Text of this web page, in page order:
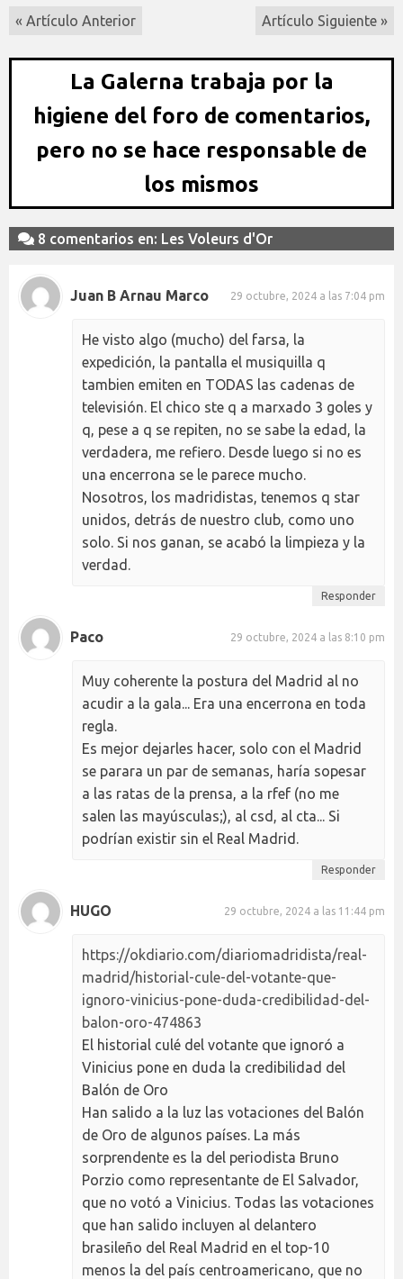
« Artículo Anterior Artículo Siguiente »
La Galerna trabaja por la
higiene del foro de comentarios,
pero no se hace responsable de
los mismos
8 comentarios en: Les Voleurs d'Or
Juan B Arnau Marco 29 octubre, 2024 a las 7:04 pm
He visto algo (mucho) del farsa, la
expedición, la pantalla el musiquilla q
tambien emiten en TODAS las cadenas de
televisión. El chico ste q a marxado 3 goles y
q, pese a q se repiten, no se sabe la edad, la
verdadera, me refiero. Desde luego si no es
una encerrona se le parece mucho.
Nosotros, los madridistas, tenemos q star
unidos, detrás de nuestro club, como uno
solo. Si nos ganan, se acabó la limpieza y la
verdad.
Responder
Paco 29 octubre, 2024 a las 8:10 pm
Muy coherente la postura del Madrid al no
acudir a la gala... Era una encerrona en toda
regla.
Es mejor dejarles hacer, solo con el Madrid
se parara un par de semanas, haría sopesar
a las ratas de la prensa, a la rfef (no me
salen las mayúsculas;), al csd, al cta... Si
podrían existir sin el Real Madrid.
Responder
HUGO 29 octubre, 2024 a las 11:44 pm
https://okdiario.com/diariomadridista/real-
madrid/historial-cule-del-votante-que-
ignoro-vinicius-pone-duda-credibilidad-del-
balon-oro-474863
El historial culé del votante que ignoró a
Vinicius pone en duda la credibilidad del
Balón de Oro
Han salido a la luz las votaciones del Balón
de Oro de algunos países. La más
sorprendente es la del periodista Bruno
Porzio como representante de El Salvador,
que no votó a Vinicius. Todas las votaciones
que han salido incluyen al delantero
brasileño del Real Madrid en el top-10
menos la del país centroamericano, que no